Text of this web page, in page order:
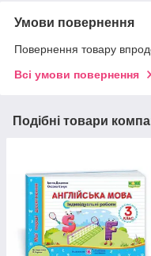
Умови повернення
Повернення товару
Всі умови повернення
Подібні товари